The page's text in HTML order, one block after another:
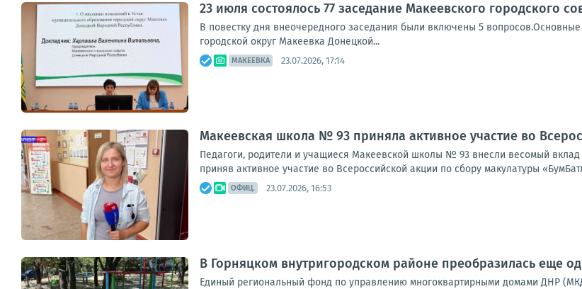
23 июля состоялось 77 заседание Макеевского городского
В повестку дня внеочередного заседания были включены 5
городской округ Макеевка Донецкой...
МАКЕЕВКА 23.07.2026, 17:14
Макеевская школа № 93 приняла активное участие во
Педагоги, родители и учащиеся Макеевской школы № 93 внесли весомый
приняв активное участие во Всероссийской акции по сбору макулатуры
ОФИЦ. 23.07.2026, 16:53
В Горняцком внутригородском районе преобразилась еще
Единый региональный фонд по управлению многоквартирными домами ДНР